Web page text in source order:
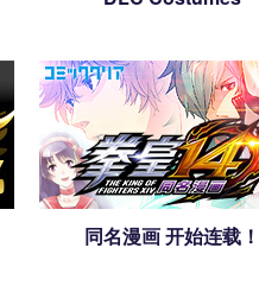
同名漫画 开始连载！